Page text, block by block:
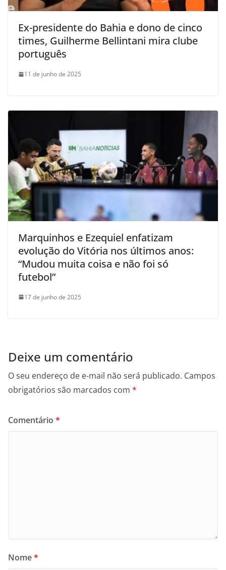
Ex-presidente do Bahia e dono de cinco
times, Guilherme Bellintani mira clube
português
11 de junho de 2025
Marquinhos e Ezequiel enfatizam
evolução do Vitória nos últimos anos:
“Mudou muita coisa e não foi só
futebol”
17 de junho de 2025
Deixe um comentário
O seu endereço de e-mail não será publicado. Campos
obrigatórios são marcados com *
Comentário *
Nome*